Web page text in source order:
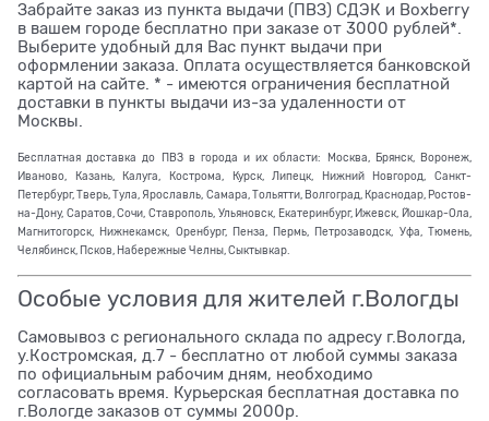
Забрайте заказ из пункта выдачи (ПВЗ) СДЭК и Boxberry
в вашем городе бесплатно при заказе от 3000 рублей*.
Выберите удобный для Вас пункт выдачи при
оформлении заказа. Оплата осуществляется банковской
картой на сайте. * - имеются ограничения бесплатной
доставки в пункты выдачи из-за удаленности от
Москвы.
Бесплатная доставка до ПВЗ в города и их области: Москва, Брянск, Воронеж,
Иваново, Казань, Калуга, Кострома, Курск, Липецк, Нижний Новгород, Санкт-
Петербург, Тверь, Тула, Ярославль, Самара, Тольятти, Волгоград, Краснодар, Ростов-
на-Дону, Саратов, Сочи, Ставрополь, Ульяновск, Екатеринбург, Ижевск, Йошкар-Ола,
Магнитогорск, Нижнекамск, Оренбург, Пенза, Пермь, Петрозаводск, Уфа, Тюмень,
Челябинск, Псков, Набережные Челны, Сыктывкар.
Особые условия для жителей г.Вологды
Самовывоз с регионального склада по адресу г.Вологда,
у.Костромская, д.7 - бесплатно от любой суммы заказа
по официальным рабочим дням, необходимо
согласовать время. Курьерская бесплатная доставка по
г.Вологде заказов от суммы 2000р.